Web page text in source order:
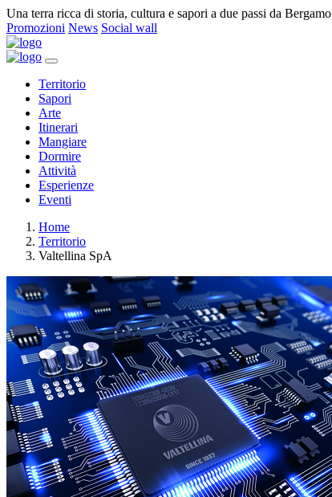
Una terra ricca di storia, cultura e sapori a due passi da Bergamo
Promozioni News Social wall
Territorio
Sapori
Arte
Itinerari
Mangiare
Dormire
Attività
Esperienze
Eventi
Home
Territorio
Valtellina SpA